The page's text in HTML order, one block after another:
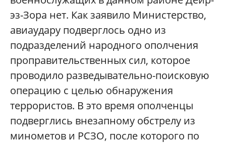
эз-Зора нет. Как заявило Министерство,
авиаудару подверглось одно из
подразделений народного ополчения
проправительственных сил, которое
проводило разведывательно-поисковую
операцию с целью обнаружения
террористов. В это время ополченцы
подверглись внезапному обстрелу из
минометов и РСЗО, после которого по